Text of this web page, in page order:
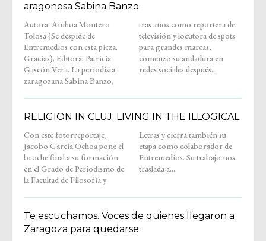
aragonesa Sabina Banzo
Autora: Ainhoa Montero
Tolosa (Se despide de
Entremedios con esta pieza.
Gracias). Editora: Patricia
Gascón Vera. La periodista
zaragozana Sabina Banzo,
tras años como reportera de
televisión y locutora de spots
para grandes marcas,
comenzó su andadura en
redes sociales después...
RELIGION IN CLUJ: LIVING IN THE ILLOGICAL
Con este fotorreportaje,
Jacobo García Ochoa pone el
broche final a su formación
en el Grado de Periodismo de
la Facultad de Filosofía y
Letras y cierra también su
etapa como colaborador de
Entremedios. Su trabajo nos
traslada a...
Te escuchamos. Voces de quienes llegaron a
Zaragoza para quedarse